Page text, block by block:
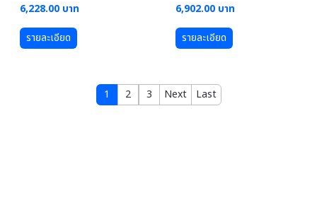
6,228.00 บาท
รายละเอียด
6,902.00 บาท
รายละเอียด
1 2 3 Next Last